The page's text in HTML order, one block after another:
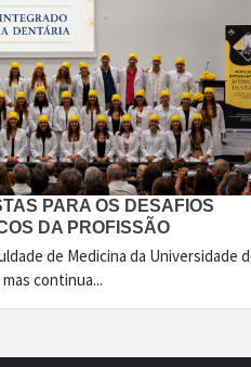
PARA OS DESAFIOS
DA PROFISSÃO
de Medicina da Universidade
continua...